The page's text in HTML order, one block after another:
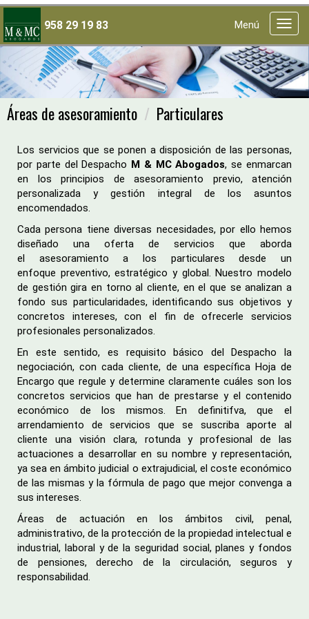
Menú
Menú
958 29 19 83
Áreas de asesoramiento Particulares
Los servicios que se ponen a disposición de las personas,
por parte del Despacho M & MC Abogados, se enmarcan
en los principios de asesoramiento previo, atención
personalizada y gestión integral de los asuntos
encomendados.
Cada persona tiene diversas necesidades, por ello hemos
diseñado una oferta de servicios que aborda
el asesoramiento a los particulares desde un
enfoque preventivo, estratégico y global. Nuestro modelo
de gestión gira en torno al cliente, en el que se analizan a
fondo sus particularidades, identificando sus objetivos y
concretos intereses, con el fin de ofrecerle servicios
profesionales personalizados.
En este sentido, es requisito básico del Despacho la
negociación, con cada cliente, de una específica Hoja de
Encargo que regule y determine claramente cuáles son los
concretos servicios que han de prestarse y el contenido
económico de los mismos. En definitifva, que el
arrendamiento de servicios que se suscriba aporte al
cliente una visión clara, rotunda y profesional de las
actuaciones a desarrollar en su nombre y representación,
ya sea en ámbito judicial o extrajudicial, el coste económico
de las mismas y la fórmula de pago que mejor convenga a
sus intereses.
Áreas de actuación en los ámbitos civil, penal,
administrativo, de la protección de la propiedad intelectual e
industrial, laboral y de la seguridad social, planes y fondos
de pensiones, derecho de la circulación, seguros y
responsabilidad.